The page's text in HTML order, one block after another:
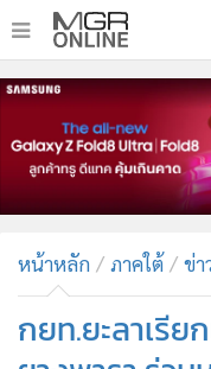
• หน้าหลัก
ทันเหตุการณ์
ภาคใต้
• ภูมิภาค
• บันเทิง
• คอลัมนิสต์
หน้าหลัก ภาคใต้ ข่า
กยท.ยะลาเรีย